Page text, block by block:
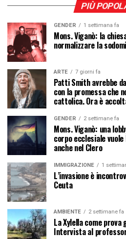
PIÙ
GENDER 1 settimana fa
Mons. Viganò: la
normalizzare la
ARTE 7 giorni fa
Patti Smith avrebbe
con la promessa che
cattolica. Ora è
GENDER 2 settimane fa
Mons. Viganò: una
corpo ecclesiale
anche nel Clero
IMMIGRAZIONE 1
L’invasione è
Ceuta
AMBIENTE 2 settimane fa
La Xylella come prova
Intervista al